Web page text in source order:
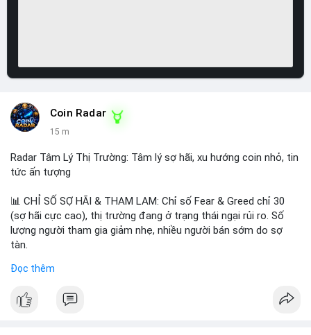
Coin Radar
15 m
Radar Tâm Lý Thị Trường: Tâm lý sợ hãi, xu hướng coin nhỏ, tin
tức ấn tượng
📊 CHỈ SỐ SỢ HÃI & THAM LAM: Chỉ số Fear & Greed chỉ 30
(sợ hãi cực cao), thị trường đang ở trạng thái ngại rủi ro. Số
lượng người tham gia giảm nhẹ, nhiều người bán sớm do sợ
tàn.
📈 XU HƯỚNG TÌM KIẾM & THẢO LUẬN: Biconomy (BICO),
coin được tìm kiếm nhiều nhất. Chủ đề NFT (Pudgy Penguins),
Đọc thêm